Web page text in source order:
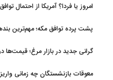
امروز یا فردا؟ آمریکا از احتمال
پشت پرده توافق مکه؛ مهم‌ترین
گرانی جدید در بازار مرغ؛
معوقات بازنشستگان چه زمانی